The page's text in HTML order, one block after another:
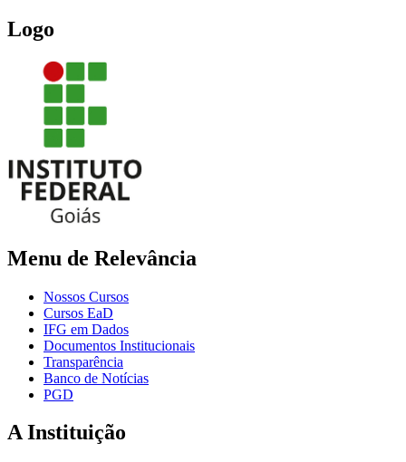
Logo
Menu de Relevância
Nossos Cursos
Cursos EaD
IFG em Dados
Documentos Institucionais
Transparência
Banco de Notícias
PGD
A Instituição